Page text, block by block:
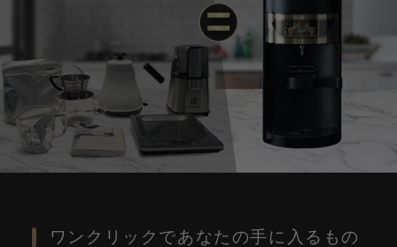
ワンクリックであなたの手に入るもの